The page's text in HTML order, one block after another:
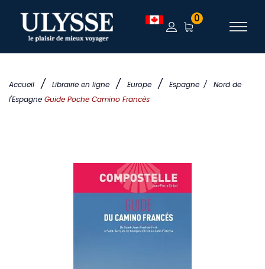
Accueil / Librairie en ligne / Europe / Espagne /
Nord de
l'Espagne Guide Poche Camino Francès
0